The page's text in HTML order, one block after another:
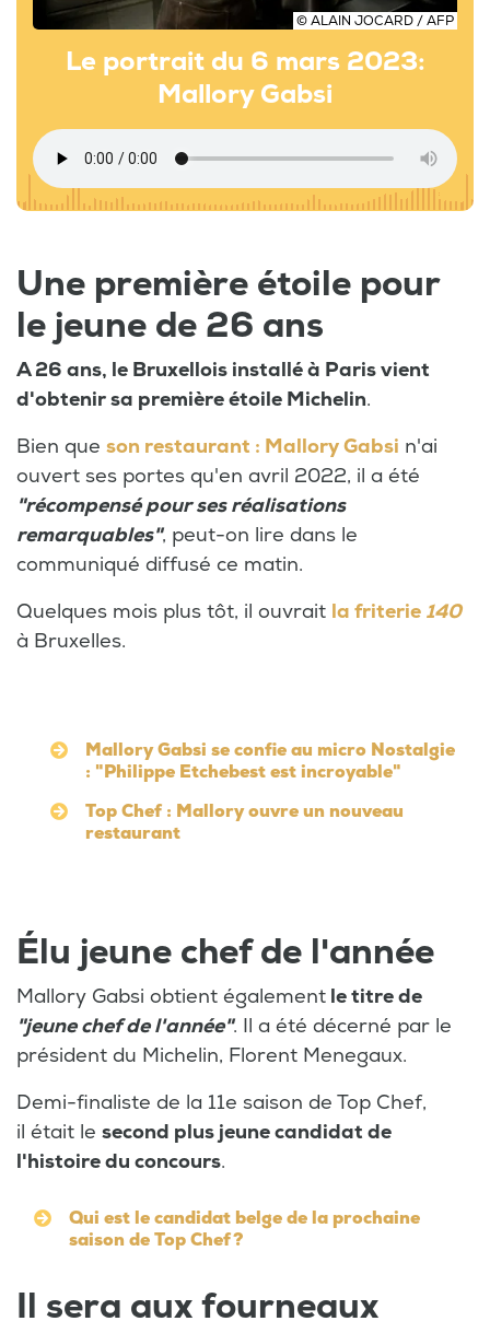
© ALAIN JOCARD / AFP
Le portrait du 6 mars 2023:
Mallory Gabsi
Une première étoile pour
le jeune de 26 ans
A 26 ans, le Bruxellois installé à Paris vient
d'obtenir sa première étoile Michelin.
Bien que son restaurant : Mallory Gabsi n'ai
ouvert ses portes qu'en avril 2022, il a été
"récompensé pour ses réalisations
remarquables", peut-on lire dans le
communiqué diffusé ce matin.
Quelques mois plus tôt, il ouvrait la friterie 140
à Bruxelles.
Mallory Gabsi se confie au micro Nostalgie
: "Philippe Etchebest est incroyable"
Top Chef : Mallory ouvre un nouveau
restaurant
Élu jeune chef de l'année
Mallory Gabsi obtient également le titre de
"jeune chef de l'année". Il a été décerné par le
président du Michelin, Florent Menegaux.
Demi-finaliste de la 11e saison de Top Chef,
il était le second plus jeune candidat de
l'histoire du concours.
Qui est le candidat belge de la prochaine
saison de Top Chef ?
Il sera aux fourneaux